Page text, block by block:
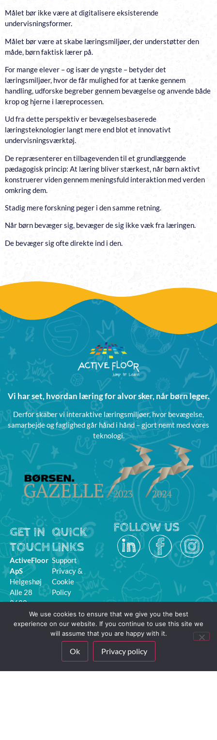
Målet bør ikke være at digitalisere eksisterende
undervisningsformer.
Målet bør være at skabe læringsmiljøer, der understøtter den
måde, børn faktisk lærer på.
For mange elever – og især de yngste – betyder det
læringsmiljøer, hvor de får mulighed for at tænke gennem
handling, udforske begreber gennem bevægelse og anvende både
krop og hjerne i læreprocessen.
Ud fra dette perspektiv er bevægelsesbaserede
læringsteknologier langt mere end blot et innovativt
undervisningsværktøj.
De repræsenterer en tilbagevenden til et grundlæggende
pædagogisk princip: At læring bliver stærkest, når børn aktivt
konstruerer viden gennem meningsfuld interaktion med verden
omkring dem.
Stadig mere forskning peger i den samme retning.
Når børn bevæger sig, bevæger de sig ikke væk fra læringen.
De bevæger sig ofte direkte ind i den.
Vi har set, hvordan læring for alvor sker, når børn leger.
Derfor skaber vi interaktive læringsmiljøer, hvor bevægelse,
samarbejde og faglighed går hånd i hånd – gjort nemt med vores
teknologi.
GET IN
TOUCH
ActiveFloor
ApS
Helgeshøj
Alle 28
2630
Taastrup
hello@activefloor.com
36421770
QUICK
LINKS
Support
Privacy &
Cookie
Policy
FOLLOW US
We use cookies to ensure that we give you the best
experience on our website. If you continue to use this site we
will assume that you are happy with it.
Ok Privacy policy